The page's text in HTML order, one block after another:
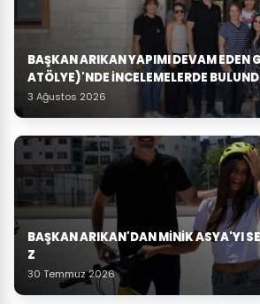
BAŞKAN ARIKAN YAPIMI DEVAM EDEN
ATÖLYE)'NDE İNCELEMELERDE
3 Ağustos 2026
BAŞKAN ARIKAN'DAN MINIK ASYA'YI
Z
30 Temmuz 2026